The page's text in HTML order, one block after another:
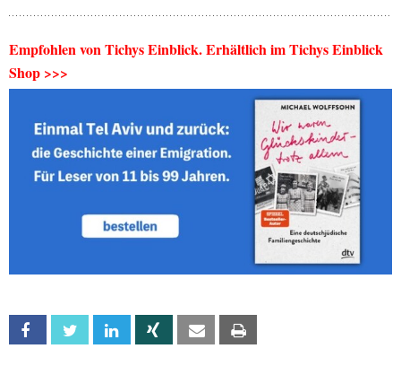
Empfohlen von Tichys Einblick. Erhältlich im Tichys Einblick
Shop >>>
Facebook Twitter Linkedin Xing Email